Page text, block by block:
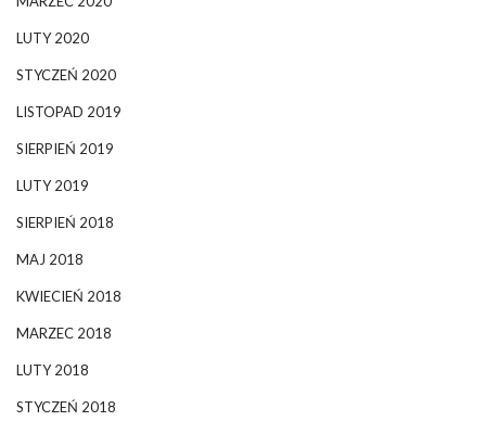
LUTY 2020
STYCZEŃ 2020
LISTOPAD 2019
SIERPIEŃ 2019
LUTY 2019
SIERPIEŃ 2018
MAJ 2018
KWIECIEŃ 2018
MARZEC 2018
LUTY 2018
STYCZEŃ 2018